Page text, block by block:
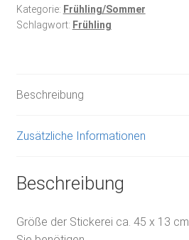
Kategorie: Frühling/Sommer
Schlagwort: Frühling
Beschreibung
Zusätzliche Informationen
Beschreibung
Größe der Stickerei ca. 45 x 13 cm